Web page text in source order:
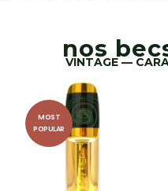
nos
VINTAGE —
MOST
POPULAR